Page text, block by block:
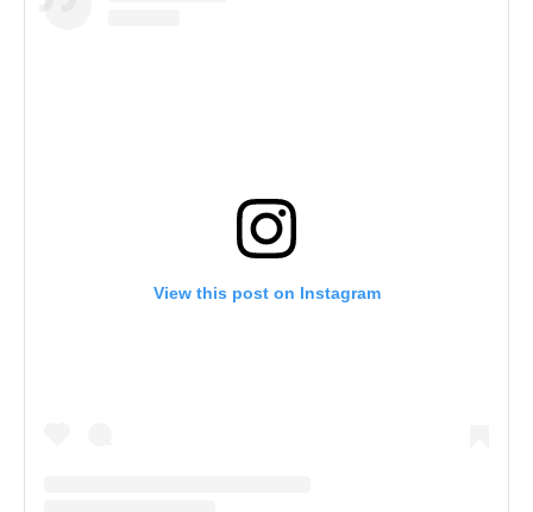
View this post on Instagram